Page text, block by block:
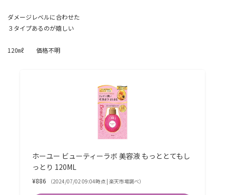
ダメージレベルに合わせた
３タイプあるのが嬉しい
120㎖ 価格不明
ホーユー ビューティーラボ 美容液 もっととてもし
っとり 120ML
¥886 （2024/07/02 09:04時点 | 楽天市場調べ）